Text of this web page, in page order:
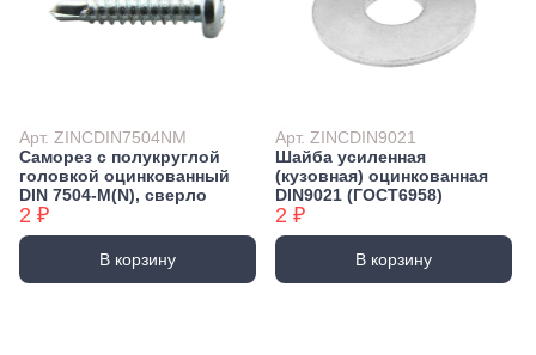
Арт. ZINCDIN7504NM
Саморез с полукруглой
головкой оцинкованный
DIN 7504-М(N), сверло
2 ₽
В корзину
Арт. ZINCDIN9021
Шайба усиленная
(кузовная) оцинкованная
DIN9021 (ГОСТ6958)
2 ₽
В корзину